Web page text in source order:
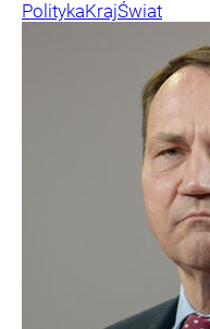
PolitykaKrajŚwiat